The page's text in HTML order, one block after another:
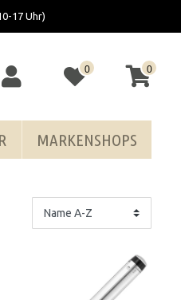
17 Uhr)
0 0
MARKENSHOPS